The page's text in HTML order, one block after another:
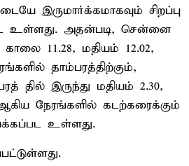
இருமார்க்கமாகவும் சிறப்பு
உள்ளது. அதன்படி, சென்னை
11.28, மதியம் 12.02,
தாம்பரத்திற்கும்,
தில் இருந்து மதியம் 2.30,
நேரங்களில் கடற்கரைக்கும்
உள்ளது.